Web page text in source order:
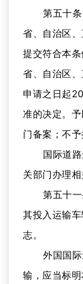
第五十
省、自治区
提交符合本条
省、自治区
申请之日起
准的决定。
门备案；不
国际道
关部门办理相
第五十
其投入运输
志。
外国国
输，应当标